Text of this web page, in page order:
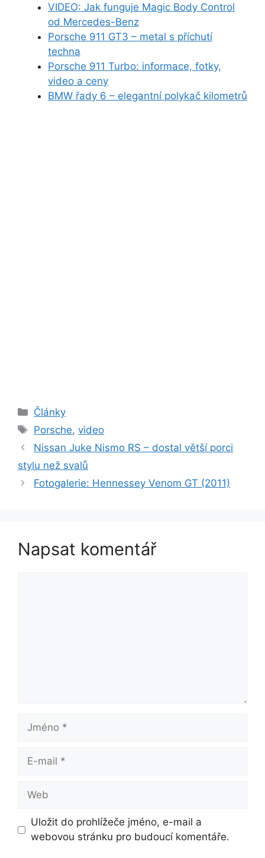
VIDEO: Jak funguje Magic Body Control
od Mercedes-Benz
Porsche 911 GT3 – metal s příchutí
techna
Porsche 911 Turbo: informace, fotky,
video a ceny
BMW řady 6 – elegantní polykač kilometrů
Rubriky
Články
Štítky
Porsche,video
Nissan Juke Nismo RS – dostal větší porci
stylu než svalů
Fotogalerie: Hennessey Venom GT (2011)
Napsat komentář
Jméno
Web
Uložit do prohlížeče jméno, e-mail a
webovou stránku pro budoucí komentáře.